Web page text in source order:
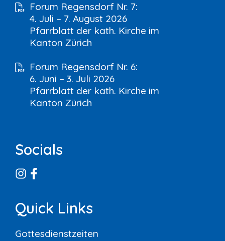
Forum Regensdorf Nr. 7:
4. Juli – 7. August 2026
Pfarrblatt der kath. Kirche im
Kanton Zürich
Forum Regensdorf Nr. 6:
6. Juni – 3. Juli 2026
Pfarrblatt der kath. Kirche im
Kanton Zürich
Socials
Quick Links
Gottesdienstzeiten